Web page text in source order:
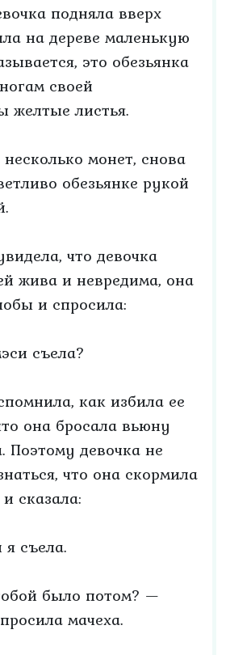
подняла вверх
на дереве маленькую
это обезьянка
своей
желтые листья.
монет, снова
обезьянке рукой
что девочка
жива и невредима, она
и спросила:
съела?
как избила ее
она бросала вьюну
Поэтому девочка не
что она скормила
сказала:
съела.
было потом? —
мачеха.